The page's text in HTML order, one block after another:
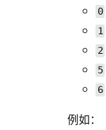
0
1
2
5
6
例如：